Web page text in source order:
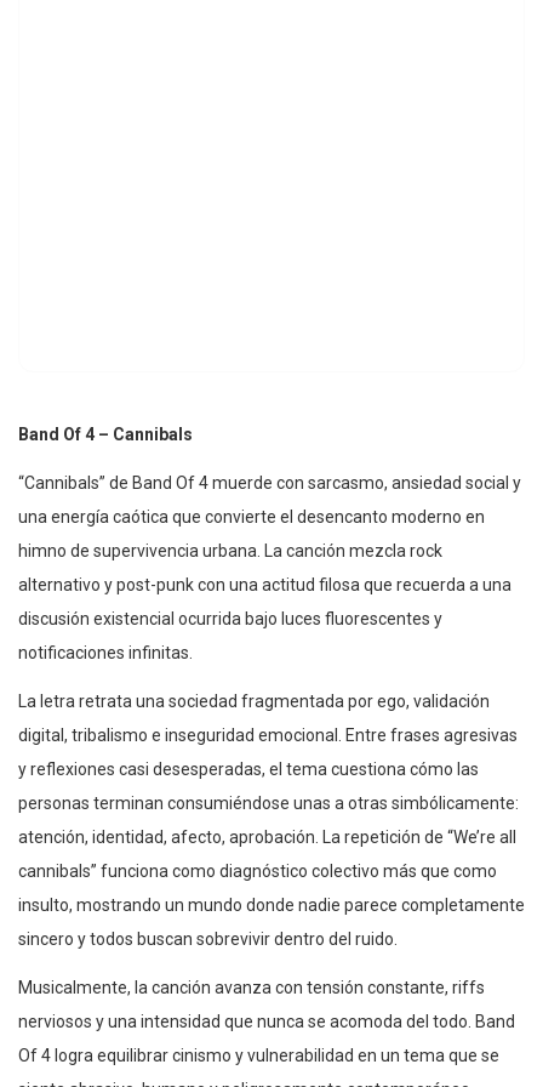
Band Of 4 – Cannibals
“Cannibals” de Band Of 4 muerde con sarcasmo, ansiedad social y
una energía caótica que convierte el desencanto moderno en
himno de supervivencia urbana. La canción mezcla rock
alternativo y post-punk con una actitud filosa que recuerda a una
discusión existencial ocurrida bajo luces fluorescentes y
notificaciones infinitas.
La letra retrata una sociedad fragmentada por ego, validación
digital, tribalismo e inseguridad emocional. Entre frases agresivas
y reflexiones casi desesperadas, el tema cuestiona cómo las
personas terminan consumiéndose unas a otras simbólicamente:
atención, identidad, afecto, aprobación. La repetición de “We’re all
cannibals” funciona como diagnóstico colectivo más que como
insulto, mostrando un mundo donde nadie parece completamente
sincero y todos buscan sobrevivir dentro del ruido.
Musicalmente, la canción avanza con tensión constante, riffs
nerviosos y una intensidad que nunca se acomoda del todo. Band
Of 4 logra equilibrar cinismo y vulnerabilidad en un tema que se